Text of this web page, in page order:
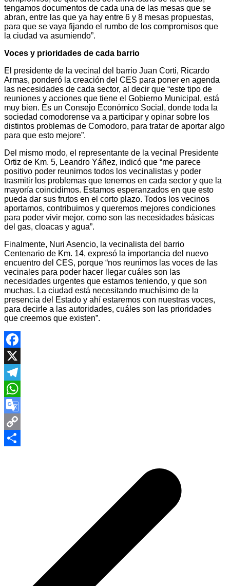
tengamos documentos de cada una de las mesas que se
abran, entre las que ya hay entre 6 y 8 mesas propuestas,
para que se vaya fijando el rumbo de los compromisos que
la ciudad va asumiendo”.
Voces y prioridades de cada barrio
El presidente de la vecinal del barrio Juan Corti, Ricardo
Armas, ponderó la creación del CES para poner en agenda
las necesidades de cada sector, al decir que “este tipo de
reuniones y acciones que tiene el Gobierno Municipal, está
muy bien. Es un Consejo Económico Social, donde toda la
sociedad comodorense va a participar y opinar sobre los
distintos problemas de Comodoro, para tratar de aportar algo
para que esto mejore”.
Del mismo modo, el representante de la vecinal Presidente
Ortiz de Km. 5, Leandro Yáñez, indicó que “me parece
positivo poder reunirnos todos los vecinalistas y poder
trasmitir los problemas que tenemos en cada sector y que la
mayoría coincidimos. Estamos esperanzados en que esto
pueda dar sus frutos en el corto plazo. Todos los vecinos
aportamos, contribuimos y queremos mejores condiciones
para poder vivir mejor, como son las necesidades básicas
del gas, cloacas y agua”.
Finalmente, Nuri Asencio, la vecinalista del barrio
Centenario de Km. 14, expresó la importancia del nuevo
encuentro del CES, porque “nos reunimos las voces de las
vecinales para poder hacer llegar cuáles son las
necesidades urgentes que estamos teniendo, y que son
muchas. La ciudad está necesitando muchísimo de la
presencia del Estado y ahí estaremos con nuestras voces,
para decirle a las autoridades, cuáles son las prioridades
que creemos que existen”.
Facebook
X
Telegram
WhatsApp
Google
Translate
Copy